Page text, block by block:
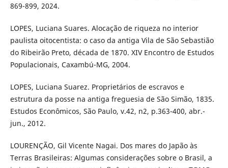
869-899, 2024.
LOPES, Luciana Suares. Alocação de riqueza no interior
paulista oitocentista: o caso da antiga Vila de São Sebastião
do Ribeirão Preto, década de 1870. XIV Encontro de Estudos
Populacionais, Caxambú-MG, 2004.
LOPES, Luciana Suarez. Proprietários de escravos e
estrutura da posse na antiga freguesia de São Simão, 1835.
Estudos Econômicos, São Paulo, v.42, n2, p.363-400, abr.-
jun., 2012.
LOURENÇÃO, Gil Vicente Nagai. Dos mares do Japão às
Terras Brasileiras: Algumas considerações sobre o Brasil, a